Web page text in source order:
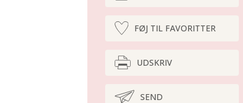
FØJ TIL FAVORITTER
UDSKRIV
SEND